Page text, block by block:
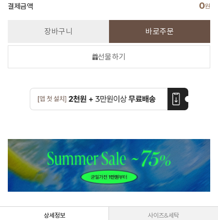
결제금액 0원
장바구니 바로주문
선물하기
상세정보 사이즈&세탁